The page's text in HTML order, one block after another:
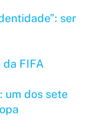
ser
da FIFA
um dos sete